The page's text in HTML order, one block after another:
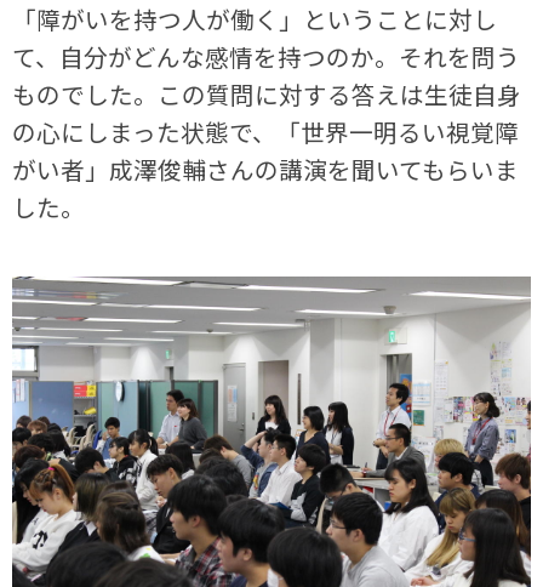
「障がいを持つ人が働く」ということに対し
て、自分がどんな感情を持つのか。それを問う
ものでした。この質問に対する答えは生徒自身
の心にしまった状態で、「世界一明るい視覚障
がい者」成澤俊輔さんの講演を聞いてもらいま
した。